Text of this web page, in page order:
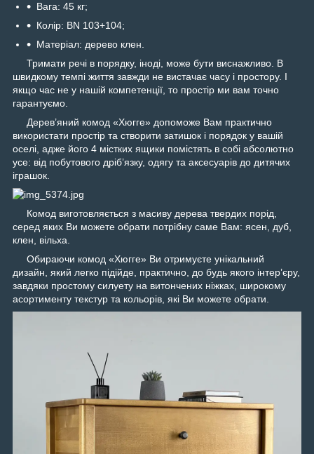
Вага: 45 кг;
Колір: BN 103+104;
Матеріал: дерево клен.
Тримати речі в порядку, іноді, може бути виснажливо. В
швидкому темпі життя завжди не вистачає часу і простору. І
якщо час не у нашій компетенції, то простір ми вам точно
гарантуємо.
Дерев’яний комод «Хюгге» допоможе Вам практично
використати простір та створити затишок і порядок у вашій
оселі, адже його 4 містких ящики помістять в собі абсолютно
усе: від побутового дріб’язку, одягу та аксесуарів до дитячих
іграшок.
Комод виготовляється з масиву дерева твердих порід,
серед яких Ви можете обрати потрібну саме Вам: ясен, дуб,
клен, вільха.
Обираючи комод «Хюгге» Ви отримуєте унікальний
дизайн, який легко підійде, практично, до будь якого інтер’єру,
завдяки простому силуету на витончених ніжках, широкому
асортименту текстур та кольорів, які Ви можете обрати.